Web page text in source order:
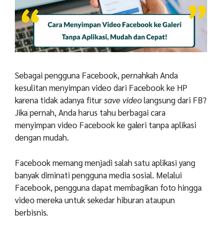
Sebagai pengguna Facebook, pernahkah Anda
kesulitan menyimpan video dari Facebook ke HP
karena tidak adanya fitursave videolangsung dari FB?
Jika pernah, Anda harus tahu berbagai cara
menyimpan video Facebook ke galeri tanpa aplikasi
dengan mudah.
Facebook memang menjadi salah satu aplikasi yang
banyak diminati pengguna media sosial. Melalui
Facebook, pengguna dapat membagikan foto hingga
video mereka untuk sekedar hiburan ataupun
berbisnis.